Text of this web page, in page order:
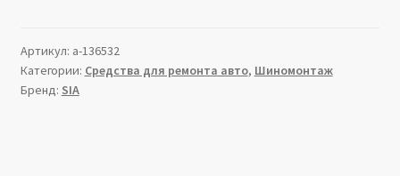
Артикул: a-136532
Категории: Средства для ремонта авто, Шиномонтаж
Бренд: SIA